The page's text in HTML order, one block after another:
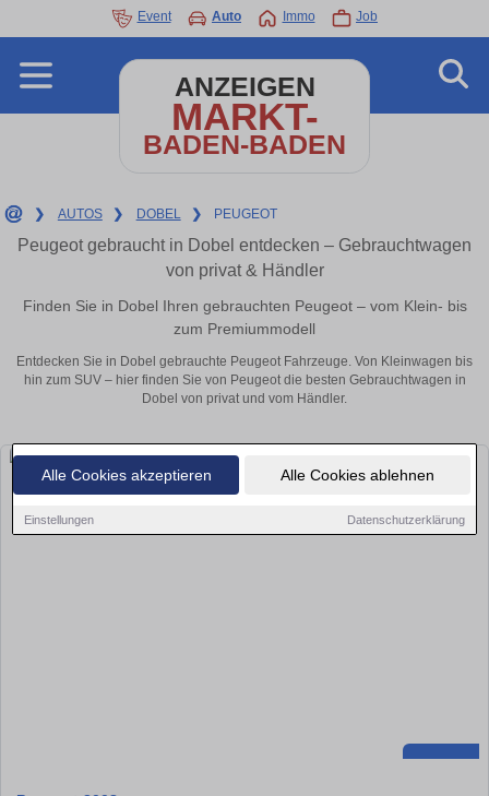
Alle Cookies akzeptieren Alle Cookies ablehnen
Einstellungen Datenschutzerklärung
Event Auto Immo Job
ANZEIGEN
MARKT-
BADEN-BADEN
❯ AUTOS ❯ DOBEL ❯ PEUGEOT
Peugeot gebraucht in Dobel entdecken – Gebrauchtwagen
von privat & Händler
Finden Sie in Dobel Ihren gebrauchten Peugeot – vom Klein- bis
zum Premiummodell
Entdecken Sie in Dobel gebrauchte Peugeot Fahrzeuge. Von Kleinwagen bis
hin zum SUV – hier finden Sie von Peugeot die besten Gebrauchtwagen in
Dobel von privat und vom Händler.